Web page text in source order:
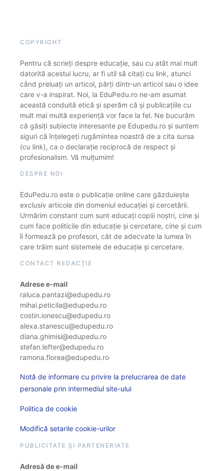
COPYRIGHT
Pentru că scrieți despre educație, sau cu atât mai mult
datorită acestui lucru, ar fi util să citați cu link, atunci
când preluați un articol, părți dintr-un articol sau o idee
care v-a inspirat. Noi, la EduPedu.ro ne-am asumat
această conduită etică și sperăm că și publicațiile cu
mult mai multă experiență vor face la fel. Ne bucurăm
că găsiți subiecte interesante pe Edupedu.ro și suntem
siguri că înțelegeți rugămintea noastră de a cita sursa
(cu link), ca o declarație reciprocă de respect și
profesionalism. Vă mulțumim!
DESPRE NOI
EduPedu.ro este o publicație online care găzduiește
exclusiv articole din domeniul educației și cercetării.
Urmărim constant cum sunt educați copiii noștri, cine și
cum face politicile din educație și cercetare, cine și cum
îi formează pe profesori, cât de adecvate la lumea în
care trăim sunt sistemele de educație și cercetare.
CONTACT REDACȚIE
Adrese e-mail
raluca.pantazi@edupedu.ro
mihai.peticila@edupedu.ro
costin.ionescu@edupedu.ro
alexa.stanescu@edupedu.ro
diana.ghimisi@edupedu.ro
stefan.lefter@edupedu.ro
ramona.florea@edupedu.ro
Notă de informare cu privire la prelucrarea de date
personale prin intermediul site-ului
Politica de cookie
Modifică setarile cookie-urilor
PUBLICITATE ȘI PARTENERIATE
Adresă de e-mail